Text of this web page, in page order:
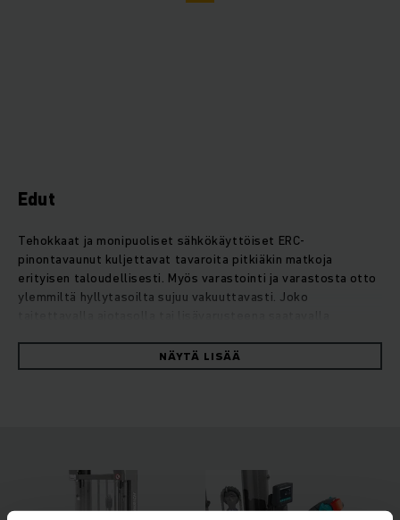
Edut
Tehokkaat ja monipuoliset sähkökäyttöiset ERC-
pinontavaunut kuljettavat tavaroita pitkiäkin matkoja
erityisen taloudellisesti. Myös varastointi ja varastosta otto
ylemmiltä hyllytasoilta sujuu vakuuttavasti. Joko
monipuoliseen käyttöön keskipitkille matkoille. Korotetun
maavaran ansiosta myöskään alustan epätasaisuudet tai
erityisen tarkka nostomoottori takaa pehmeät ja
materiaaleja suojaavat nosto- ja laskutoiminnot jopa kuuden
metrin nostokorkeuksissa. Varastoarjen turvallisuutta ja
NÄYTÄ LISÄÄ